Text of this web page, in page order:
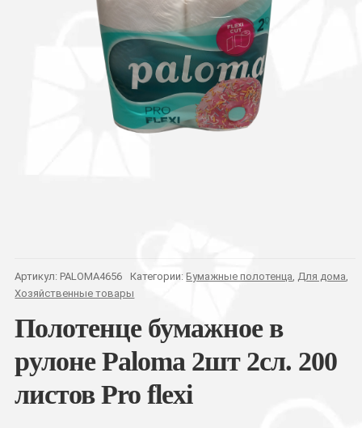
Артикул: PALOMA4656 Категории: Бумажные полотенца, Для дома,
Хозяйственные товары
Полотенце бумажное в
рулоне Paloma 2шт 2сл. 200
листов Pro flexi